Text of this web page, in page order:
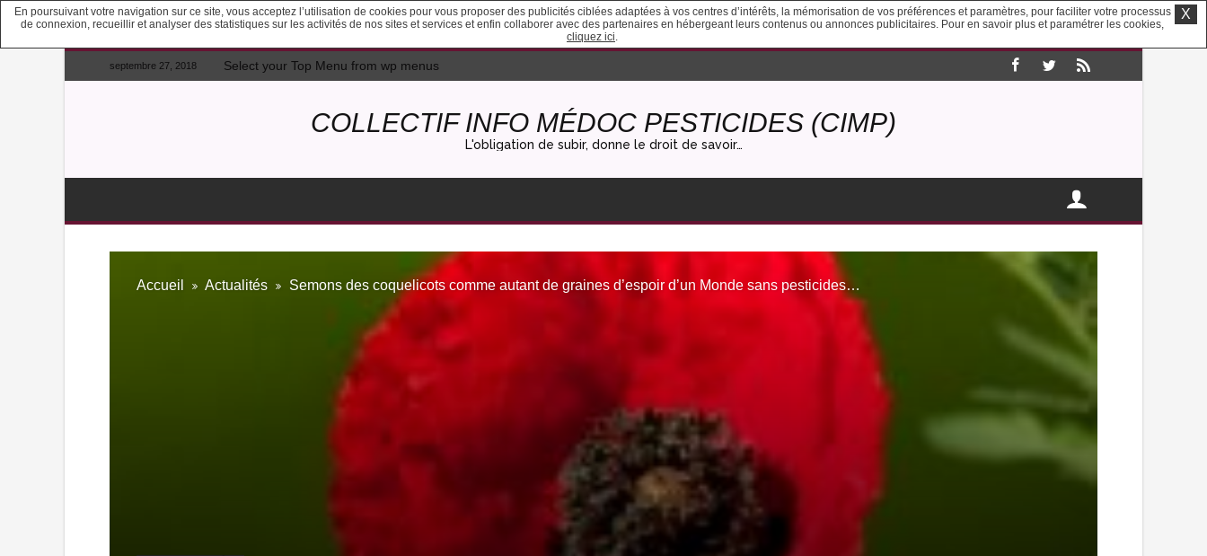
septembre 27, 2018 Select your Top Menu from wp menus
COLLECTIF INFO MÉDOC PESTICIDES (CIMP)
L'obligation de subir, donne le droit de savoir…
Accueil Actualités Semons des coquelicots comme autant de graines d’espoir d’un Monde sans pesticides…
En poursuivant votre navigation sur ce site, vous acceptez l’utilisation de cookies pour vous proposer des publicités ciblées adaptées à vos centres d’intérêts, la mémorisation de vos préférences et paramètres, pour faciliter votre processus
de connexion, recueillir et analyser des statistiques sur les activités de nos sites et services et enfin collaborer avec des partenaires en hébergeant leurs contenus ou annonces publicitaires. Pour en savoir plus et paramétrer les cookies,
cliquez ici.
X